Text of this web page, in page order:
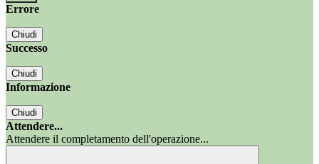
Errore
Chiudi
Successo
Chiudi
Informazione
Chiudi
Attendere...
Attendere il completamento dell'operazione...